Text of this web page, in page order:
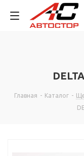
Главная - Каталог -